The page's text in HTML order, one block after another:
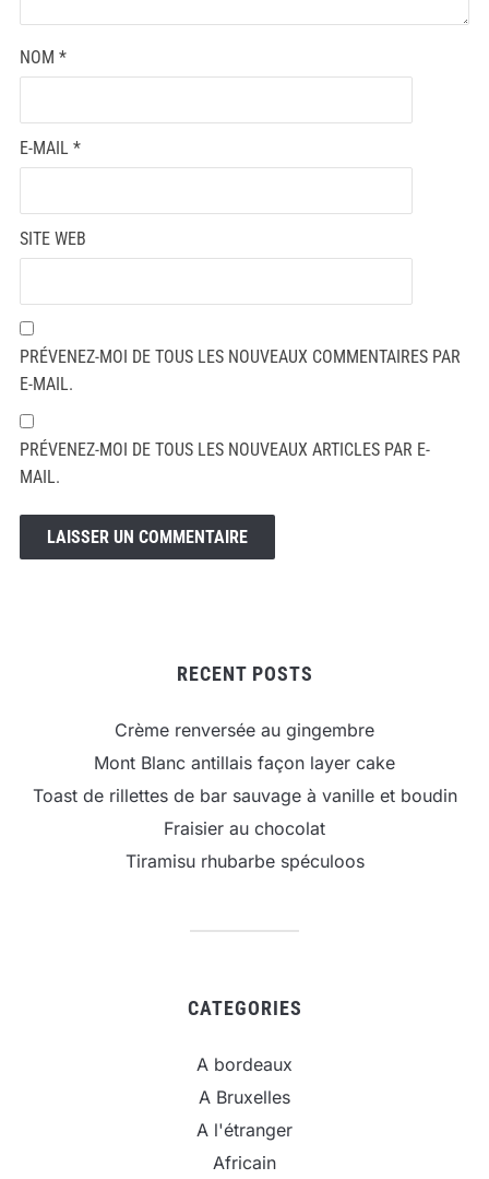
NOM *
E-MAIL *
SITE WEB
PRÉVENEZ-MOI DE TOUS LES NOUVEAUX COMMENTAIRES PAR
E-MAIL.
PRÉVENEZ-MOI DE TOUS LES NOUVEAUX ARTICLES PAR E-
MAIL.
RECENT POSTS
Crème renversée au gingembre
Mont Blanc antillais façon layer cake
Toast de rillettes de bar sauvage à vanille et boudin
Fraisier au chocolat
Tiramisu rhubarbe spéculoos
CATEGORIES
A bordeaux
A Bruxelles
A l'étranger
Africain